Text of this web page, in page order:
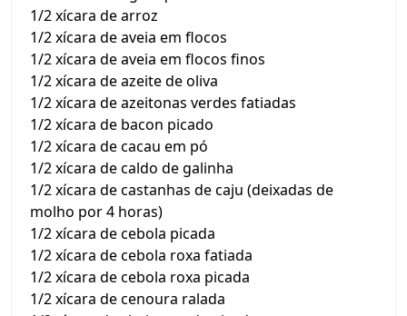
1/2 xícara de arroz
1/2 xícara de aveia em flocos
1/2 xícara de aveia em flocos finos
1/2 xícara de azeite de oliva
1/2 xícara de azeitonas verdes fatiadas
1/2 xícara de bacon picado
1/2 xícara de cacau em pó
1/2 xícara de caldo de galinha
1/2 xícara de castanhas de caju (deixadas de
molho por 4 horas)
1/2 xícara de cebola picada
1/2 xícara de cebola roxa fatiada
1/2 xícara de cebola roxa picada
1/2 xícara de cenoura ralada